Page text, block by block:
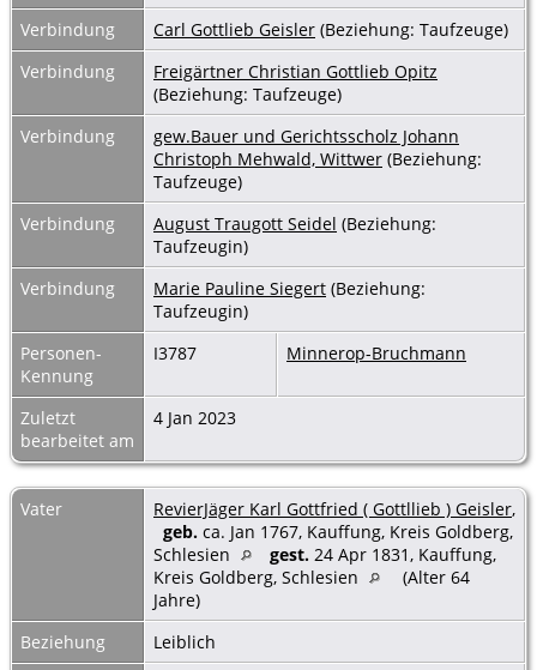
Verbindung
Carl Gottlieb Geisler (Beziehung: Taufzeuge)
Verbindung
Freigärtner Christian Gottlieb Opitz
(Beziehung: Taufzeuge)
Verbindung
gew.Bauer und Gerichtsscholz Johann
Christoph Mehwald, Wittwer (Beziehung:
Taufzeuge)
Verbindung
August Traugott Seidel (Beziehung:
Taufzeugin)
Verbindung
Marie Pauline Siegert (Beziehung:
Taufzeugin)
Personen-
Kennung
I3787 Minnerop-Bruchmann
Zuletzt
bearbeitet am
4 Jan 2023
Vater RevierJäger Karl Gottfried ( Gottllieb ) Geisler,
geb. ca. Jan 1767, Kauffung, Kreis Goldberg,
Schlesien
gest. 24 Apr 1831, Kauffung,
Kreis Goldberg, Schlesien
(Alter 64
Jahre)
Beziehung
Leiblich